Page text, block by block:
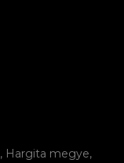
Hargita megye,